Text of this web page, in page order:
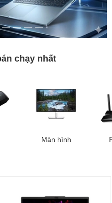
chạy nhất
Màn hình